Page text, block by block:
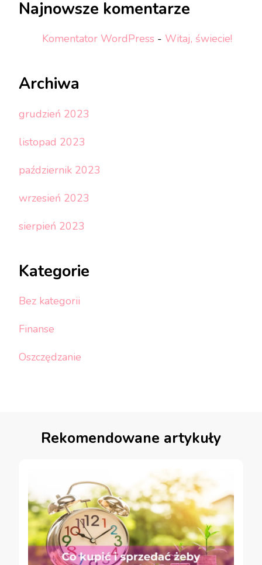
Najnowsze komentarze
Komentator WordPress - Witaj, świecie!
Archiwa
grudzień 2023
listopad 2023
październik 2023
wrzesień 2023
sierpień 2023
Kategorie
Bez kategorii
Finanse
Oszczędzanie
Rekomendowane artykuły